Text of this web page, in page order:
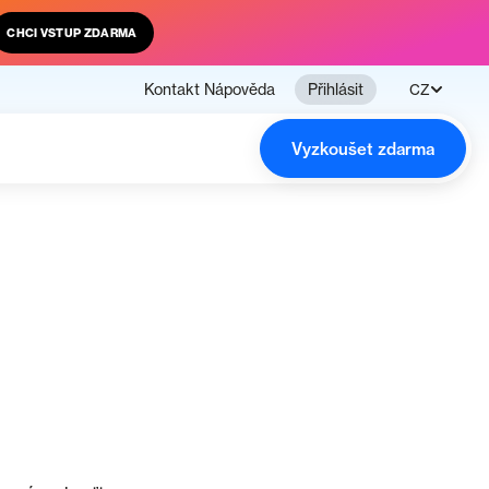
CHCI VSTUP ZDARMA
Kontakt Nápověda Přihlásit CZ
Vyzkoušet zdarma